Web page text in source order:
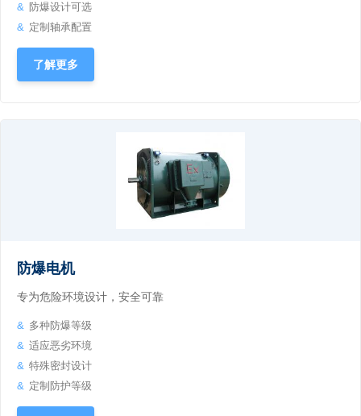
防爆设计可选
定制轴承配置
了解更多
防爆电机
专为危险环境设计，安全可靠
多种防爆等级
适应恶劣环境
特殊密封设计
定制防护等级